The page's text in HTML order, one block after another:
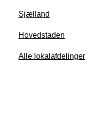
Sjælland
Hovedstaden
Alle lokalafdelinger